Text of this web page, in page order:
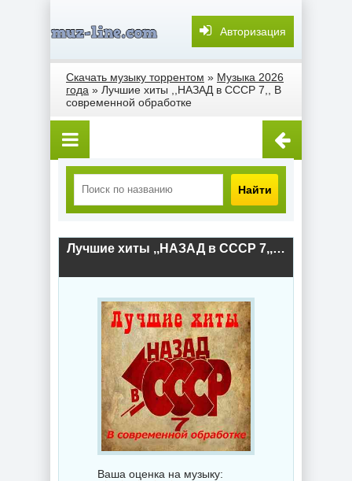
Авторизация
Скачать музыку торрентом » Музыка 2026
года » Лучшие хиты ,,НАЗАД в СССР 7,, В
современной обработке
Найти
Лучшие хиты ,,НАЗАД в СССР 7,, В современной обработке (2026) скачать торрент
Ваша оценка на музыку: